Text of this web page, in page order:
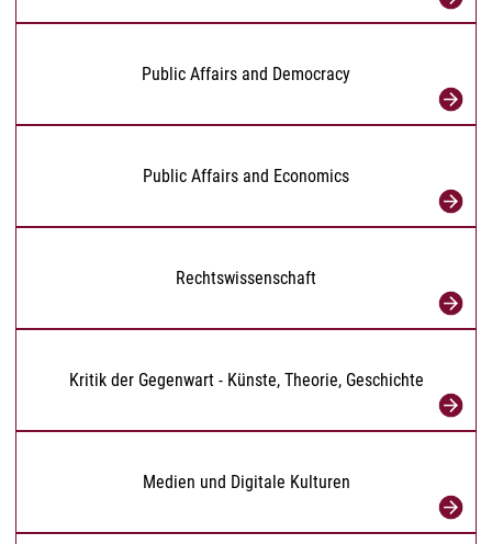
Public Affairs and Democracy
Public Affairs and Economics
Rechtswissenschaft
Kritik der Gegenwart - Künste, Theorie, Geschichte
Medien und Digitale Kulturen